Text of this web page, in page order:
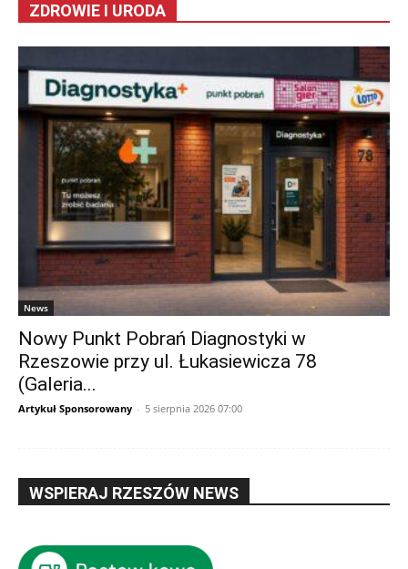
ZDROWIE I URODA
News
Nowy Punkt Pobrań Diagnostyki w
Rzeszowie przy ul. Łukasiewicza 78
(Galeria...
Artykuł Sponsorowany - 5 sierpnia 2026 07:00
WSPIERAJ RZESZÓW NEWS